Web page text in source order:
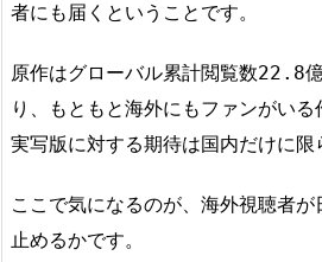
者にも届くということです。
原作はグローバル累計閲覧数22.8
り、もともと海外にもファンがいる
実写版に対する期待は国内だけに限
ここで気になるのが、海外視聴者
止めるかです。